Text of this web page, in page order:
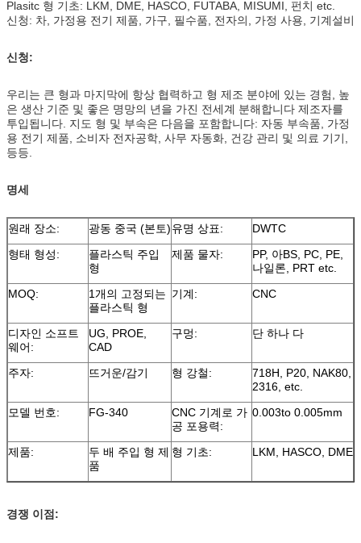
Plasitc 형 기초: LKM, DME, HASCO, FUTABA, MISUMI, 펀치 etc.
신청: 차, 가정용 전기 제품, 가구, 필수품, 전자의, 가정 사용, 기계설비
신청:
우리는 큰 형과 마지막에 항상 협력하고 형 제조 분야에 있는 경험, 높
은 생산 기준 및 좋은 명망의 년을 가진 전세계 분해합니다 제조자를
투입됩니다. 지도 형 및 부속은 다음을 포함합니다: 자동 부속품, 가정
용 전기 제품, 소비자 전자공학, 사무 자동화, 건강 관리 및 의료 기기,
등등.
명세
원래 장소: 광동 중국 (본토)유명 상표:
DWTC
형태 형성:
플라스틱 주입
형
제품 물자:
PP, 아BS, PC, PE,
나일론, PRT etc.
MOQ:
1개의 고정되는
플라스틱 형
기계: CNC
디자인 소프트
웨어:
UG, PROE,
CAD
구멍: 단 하나 다
주자: 뜨거운/감기 형 강철:
718H, P20, NAK80,
2316, etc.
모델 번호:
FG-340
CNC 기계로 가
공 포용력:
0.003to 0.005mm
제품:
두 배 주입 형 제
품
형 기초: LKM, HASCO, DME
경쟁 이점: